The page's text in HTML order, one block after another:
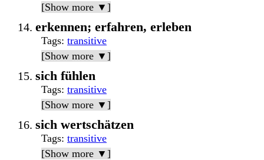
[Show more ▼]
erkennen; erfahren, erleben
Tags: transitive
[Show more ▼]
sich fühlen
Tags: transitive
[Show more ▼]
sich wertschätzen
Tags: transitive
[Show more ▼]